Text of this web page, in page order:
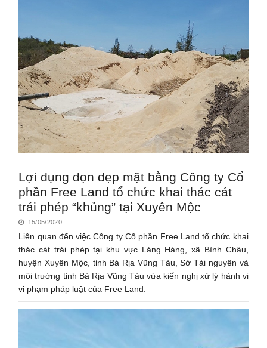
Lợi dụng dọn dẹp mặt bằng Công ty Cổ
phần Free Land tổ chức khai thác cát
trái phép “khủng” tại Xuyên Mộc
15/05/2020
Liên quan đến việc Công ty Cổ phần Free Land tổ chức khai
thác cát trái phép tại khu vực Láng Hàng, xã Bình Châu,
huyện Xuyên Mộc, tỉnh Bà Rịa Vũng Tàu, Sở Tài nguyên và
môi trường tỉnh Bà Rịa Vũng Tàu vừa kiến nghị xử lý hành vi
vi phạm pháp luật của Free Land.